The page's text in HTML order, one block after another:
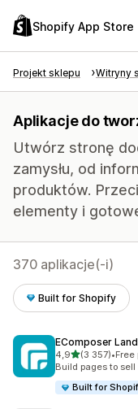
Shopify App Store
Projekt sklepu Witryny
Aplikacje do
Utwórz stronę
zamysłu, od
produktów.
elementy i
370 aplikacje(-i)
Built for Shopify
EComposer
4,9na 5 gwiazdek
(3 357)
Łączna liczba
•Free
Build pages to sell
Built for